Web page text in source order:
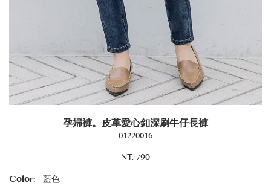
孕婦褲。皮革愛心釦深刷牛仔長褲
01220016
NT. 790
Color:
藍色